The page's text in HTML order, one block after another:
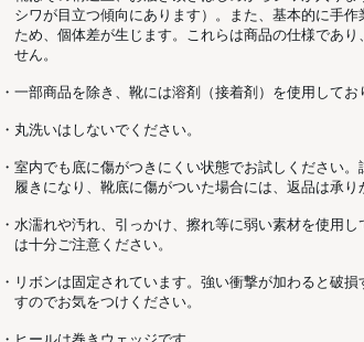
シワが目立つ傾向にあります）。また、基本的に手
ため、個体差が生じます。これらは商品の仕様であり
せん。
・一部商品を除き、靴には溶剤（接着剤）を使用してお
・丸洗いはしないでください。
・室内でも底に傷がつきにくい状態でお試しください
履きになり、靴底に傷がついた場合には、返品は承り
・水濡れや汚れ、引っかけ、擦れ等に弱い素材を使用
は十分ご注意ください。
・リボンは固定されています。強い衝撃が加わると破損
すのでお気をつけください。